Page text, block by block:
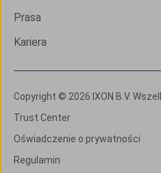
Prasa
Kariera
Copyright © 2026 IXON B.V.
Trust Center
Oświadczenie o prywatności
Regulamin